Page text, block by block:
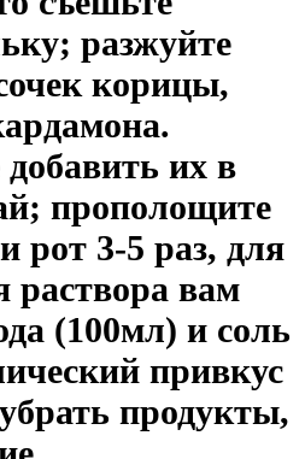
разжуйте
корицы,
их в
прополощите
рот 3-5 раз, для
раствора вам
(100мл) и соль
привкус
продукты,